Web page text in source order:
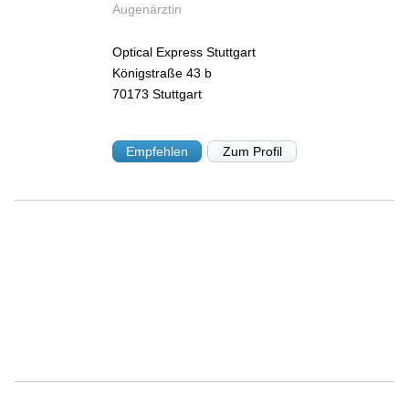
Augenärztin
Optical Express Stuttgart
Königstraße 43 b
70173 Stuttgart
Empfehlen Zum Profil